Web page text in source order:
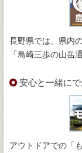
長野県では、県内
「島崎三歩の山岳
安心と一緒に
アウトドアでの「